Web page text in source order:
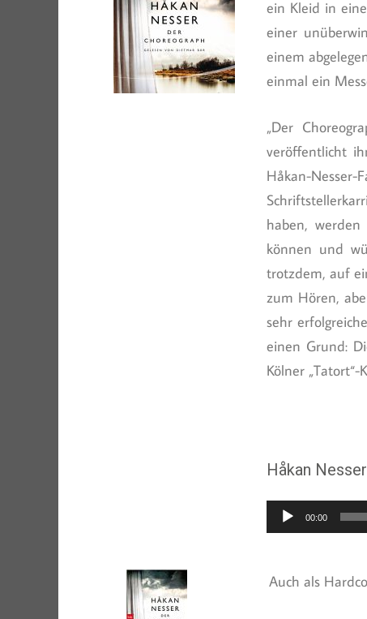
ein Kleid in
einer
einem
einmal ein
„Der
veröffentlicht
Håkan-
haben,
können und
trotzdem, auf
zum Hören,
sehr
einen Grund:
Kölner
Håkan
Audio-
Player
00:00
Auch als